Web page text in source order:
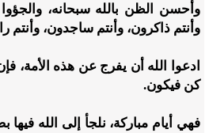
وأحسن الظن بالله سبحانه،
وأنتم ذاكرون، وأنتم ساجدون، وأنتم
ادعوا الله أن يفرج عن هذه الأمة،
كن فيكون.
فهي أيام مباركة، نلجأ إلى الله